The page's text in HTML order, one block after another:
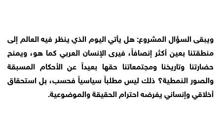
ويبقى السؤال المشروع: هل يأتي اليوم الذي ينظر فيه العالم إلى
منطقتنا بعين أكثر إنصافاً، فيرى الإنسان العربي كما هو، ويمنح
حضارتنا وتاريخنا ومجتمعاتنا حقها بعيداً عن الأحكام المسبقة
والصور النمطية؟ ذلك ليس مطلباً سياسياً فحسب، بل استحقاق
أخلاقي وإنساني يفرضه احترام الحقيقة والموضوعية.